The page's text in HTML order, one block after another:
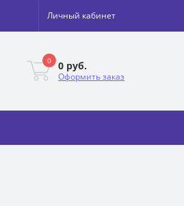
Личный кабинет
0 0 руб.
Оформить заказ